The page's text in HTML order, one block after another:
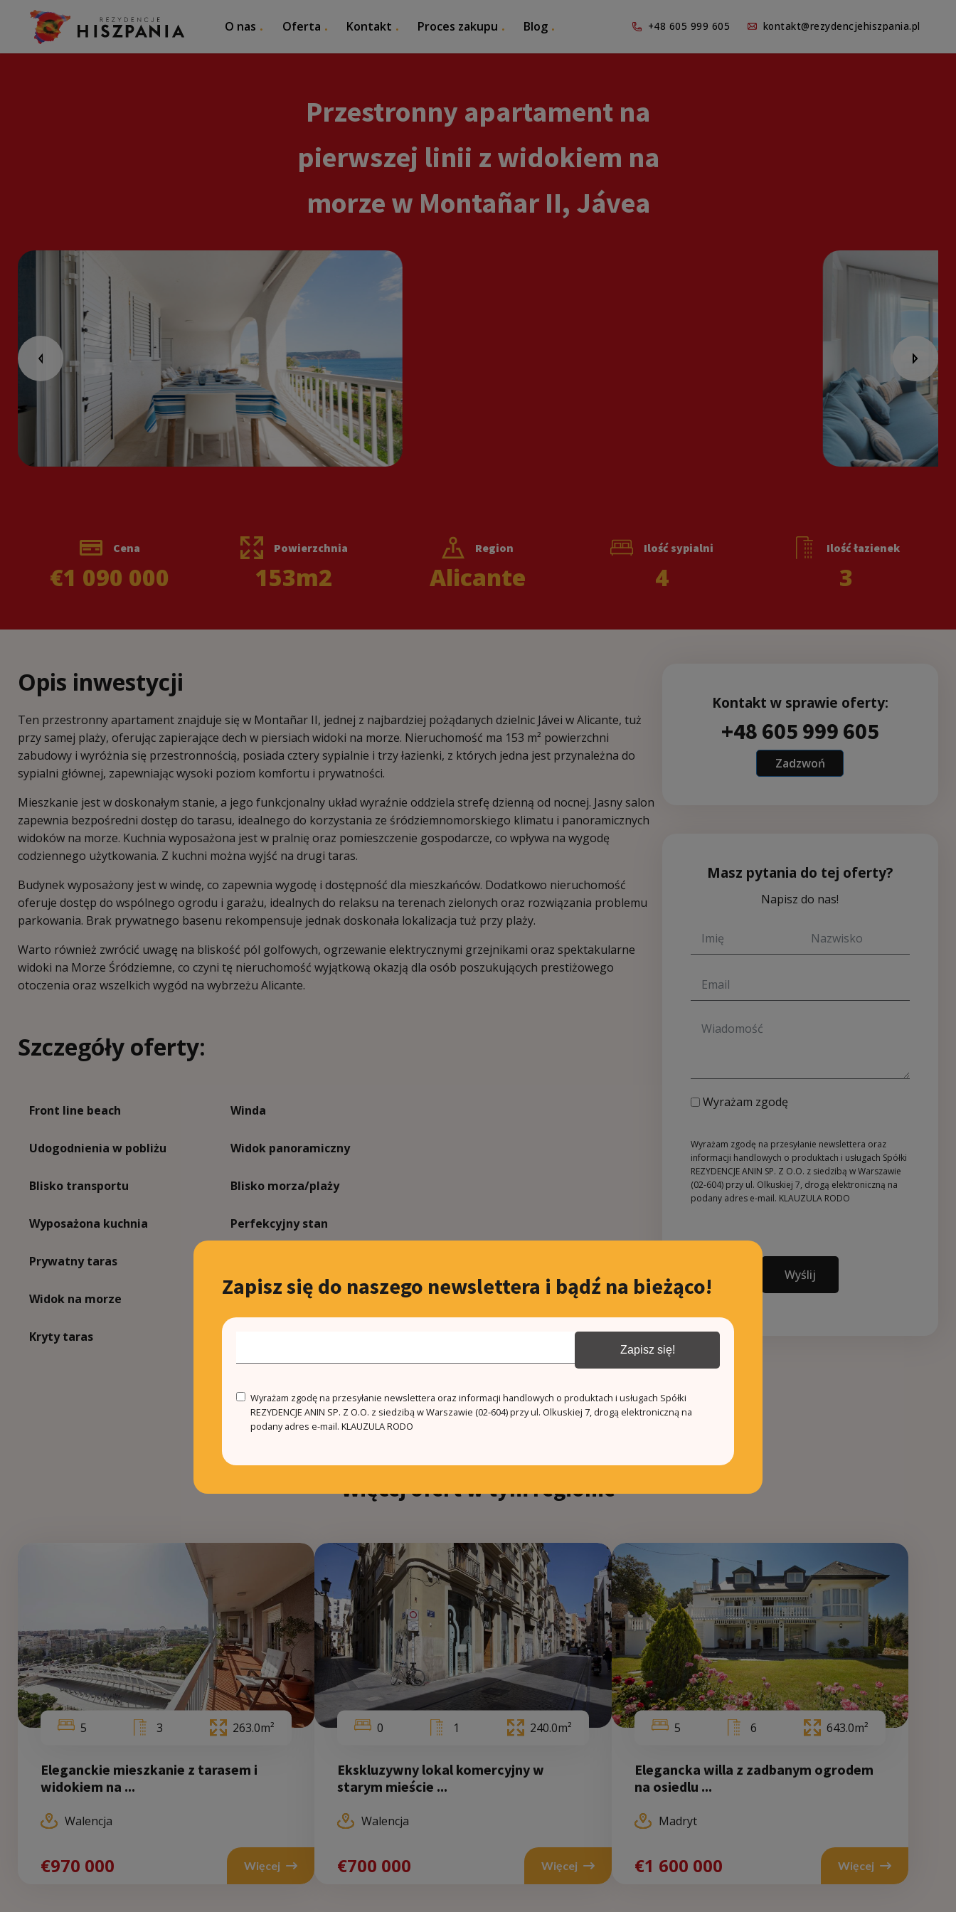
O nas Oferta Kontakt Proces zakupu Blog +48 605 999 605 kontakt@rezydencjehiszpania.pl
Przestronny apartament na
pierwszej linii z widokiem na
morze w Montañar II, Jávea
Cena
€1 090 000
Powierzchnia
153m2
Region
Alicante
Ilość sypialni
4
Ilość łazienek
3
Opis inwestycji
Ten przestronny apartament znajduje się w Montañar II, jednej z najbardziej pożądanych dzielnic Jávei w Alicante, tuż
przy samej plaży, oferując zapierające dech w piersiach widoki na morze. Nieruchomość ma 153 m² powierzchni
zabudowy i wyróżnia się przestronnością, posiada cztery sypialnie i trzy łazienki, z których jedna jest przynależna do
sypialni głównej, zapewniając wysoki poziom komfortu i prywatności.
Mieszkanie jest w doskonałym stanie, a jego funkcjonalny układ wyraźnie oddziela strefę dzienną od nocnej. Jasny salon
zapewnia bezpośredni dostęp do tarasu, idealnego do korzystania ze śródziemnomorskiego klimatu i panoramicznych
widoków na morze. Kuchnia wyposażona jest w pralnię oraz pomieszczenie gospodarcze, co wpływa na wygodę
codziennego użytkowania. Z kuchni można wyjść na drugi taras.
Budynek wyposażony jest w windę, co zapewnia wygodę i dostępność dla mieszkańców. Dodatkowo nieruchomość
oferuje dostęp do wspólnego ogrodu i garażu, idealnych do relaksu na terenach zielonych oraz rozwiązania problemu
parkowania. Brak prywatnego basenu rekompensuje jednak doskonała lokalizacja tuż przy plaży.
Warto również zwrócić uwagę na bliskość pól golfowych, ogrzewanie elektrycznymi grzejnikami oraz spektakularne
widoki na Morze Śródziemne, co czyni tę nieruchomość wyjątkową okazją dla osób poszukujących prestiżowego
otoczenia oraz wszelkich wygód na wybrzeżu Alicante.
Szczegóły oferty:
Front line beach
Udogodnienia w pobliżu
Blisko transportu
Wyposażona kuchnia
Prywatny taras
Widok na morze
Kryty taras
Winda
Widok panoramiczny
Blisko morza/plaży
Perfekcyjny stan
Blisko miasta
Kontakt w sprawie oferty:
+48 605 999 605
Zadzwoń
Masz pytania do tej oferty?
Napisz do nas!
Wyrażam zgodę
Wyrażam zgodę na przesyłanie newslettera oraz
informacji handlowych o produktach i usługach Spółki
REZYDENCJE ANIN SP. Z O.O. z siedzibą w Warszawie
(02-604) przy ul. Olkuskiej 7, drogą elektroniczną na
podany adres e-mail. KLAUZULA RODO
Wyślij
Więcej ofert w tym regionie
5 3 263.0m²
Eleganckie mieszkanie z tarasem i
widokiem na ...
Walencja
€970 000 Więcej
5 3 263.0m²
€970
0 1 240.0m²
Ekskluzywny lokal komercyjny w
starym mieście ...
Walencja
€700 000 Więcej
000
5 6 643.0m²
Elegancka willa z zadbanym ogrodem
na osiedlu ...
Madryt
€1 600 000 Więcej
Zapisz się do naszego newslettera i bądź na bieżąco!
Zapisz się!
Wyrażam zgodę na przesyłanie newslettera oraz informacji handlowych o produktach i usługach Spółki
REZYDENCJE ANIN SP. Z O.O. z siedzibą w Warszawie (02-604) przy ul. Olkuskiej 7, drogą elektroniczną na
podany adres e-mail. KLAUZULA RODO